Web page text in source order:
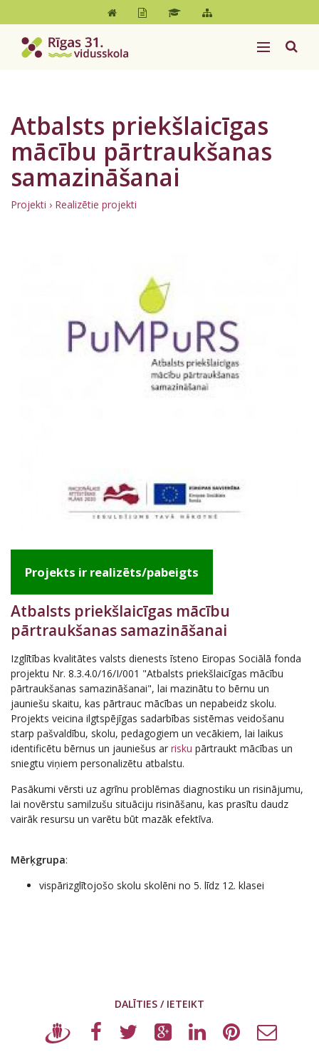
Atbalsts priekšlaicīgas
mācību pārtraukšanas
samazināšanai
Projekti › Realizētie projekti
Projekts ir realizēts/pabeigts
Atbalsts priekšlaicīgas mācību
pārtraukšanas samazināšanai
Izglītības kvalitātes valsts dienests īsteno Eiropas Sociālā fonda
projektu Nr. 8.3.4.0/16/I/001 "Atbalsts priekšlaicīgas mācību
pārtraukšanas samazināšanai", lai mazinātu to bērnu un
jauniešu skaitu, kas pārtrauc mācības un nepabeidz skolu.
Projekts veicina ilgtspējīgas sadarbības sistēmas veidošanu
starp pašvaldību, skolu, pedagogiem un vecākiem, lai laikus
identificētu bērnus un jauniešus ar risku pārtraukt mācības un
sniegtu viņiem personalizētu atbalstu.
Pasākumi vērsti uz agrīnu problēmas diagnostiku un risinājumu,
lai novērstu samilzušu situāciju risināšanu, kas prasītu daudz
vairāk resursu un varētu būt mazāk efektīva.
Mērķgrupa:
vispārizglītojošo skolu skolēni no 5. līdz 12. klasei
DALĪTIES / IETEIKT